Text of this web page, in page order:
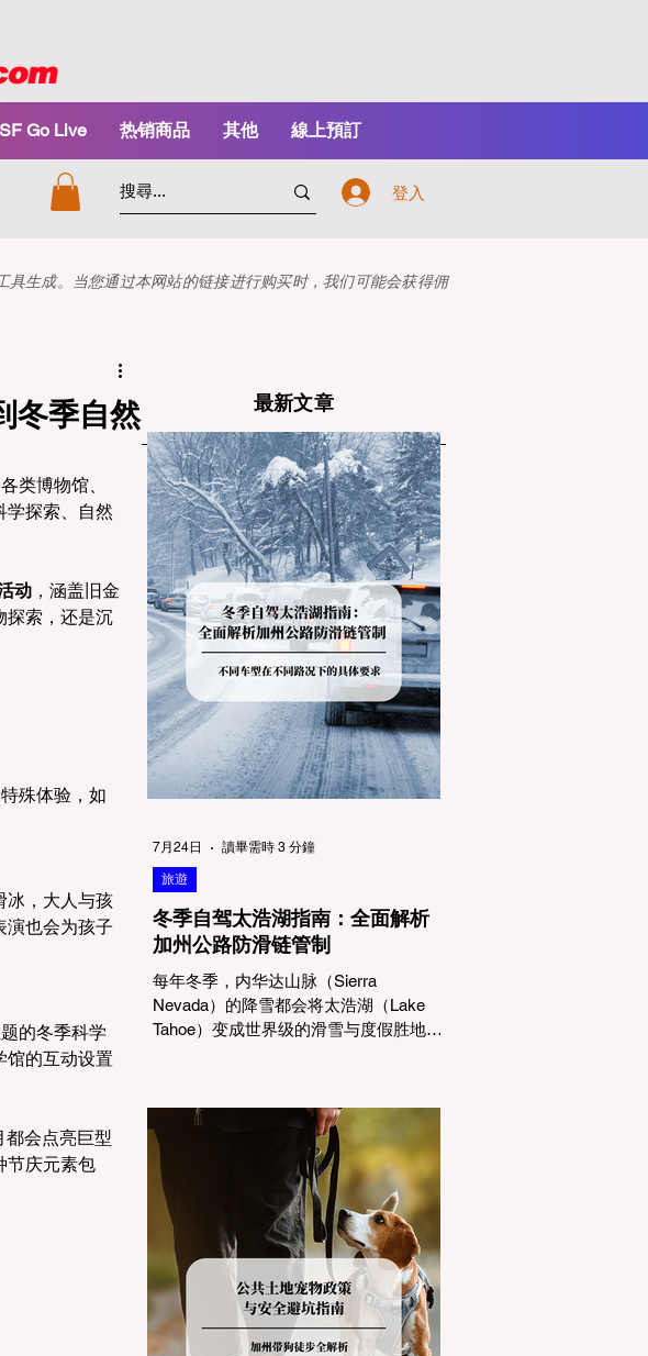
Go Live 热销商品 其他 線上預訂
登入
生成。当您通过本网站的链接进行购买时，我们可能会获得佣
冬季自然
类博物馆、
学探索、自然
动 ，涵盖旧金
探索，还是沉
殊体验，如
冰，大人与孩
演也会为孩子
的冬季科学
馆的互动设置
都会点亮巨型
节庆元素包
最新文章
冬季自驾太浩湖指南：全面解析
加州公路防滑链管制
每年冬季，内华达山脉（Sierra
Nevada）的降雪都会将太浩湖（Lake
Tahoe）变成世界级的滑雪与度假胜地。
交通局 (Caltrans) 严格的防滑链管制
(Chain Controls)。 不了解这些规定，不
仅可能面临高额罚单或被公路巡警
（CHP）劝返，更可能在冰雪路面上引
发严重的安全事故。本文将为您系统解
析加州的防滑链政策，帮助您明确自己
的车型在不同路况下的具体要求，并为
出行做好充足准备。 一、 核心概念：看
懂加州 R1, R2, R3 管制级别 当恶劣天气
来袭，加州交通局会在公路上启动防滑
旅遊
7月24日 讀畢需時 3 分鐘